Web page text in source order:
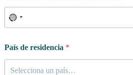
País de residencia *
Selecciona un país…